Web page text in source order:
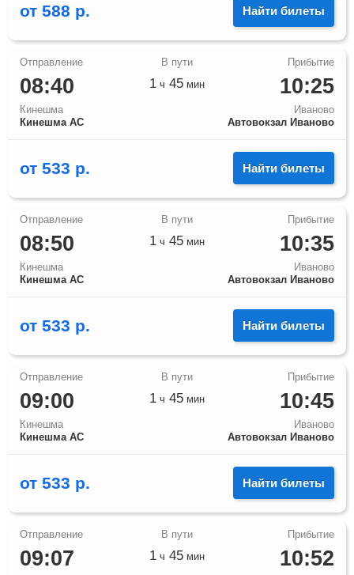
от 588 р. Найти билеты
08:40
Кинешма
Кинешма АС
10:25
Иваново
Автовокзал Иваново
1 ч 45 мин
от 533 р. Найти билеты
08:50
Кинешма
Кинешма АС
10:35
Иваново
Автовокзал Иваново
1 ч 45 мин
от 533 р. Найти билеты
09:00
Кинешма
Кинешма АС
10:45
Иваново
Автовокзал Иваново
1 ч 45 мин
от 533 р. Найти билеты
09:07 10:52
1 ч 45 мин